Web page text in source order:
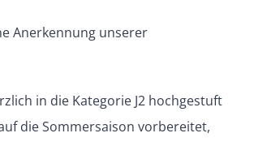
Anerkennung unserer
in die Kategorie J2 hochgestuft
die Sommersaison vorbereitet,